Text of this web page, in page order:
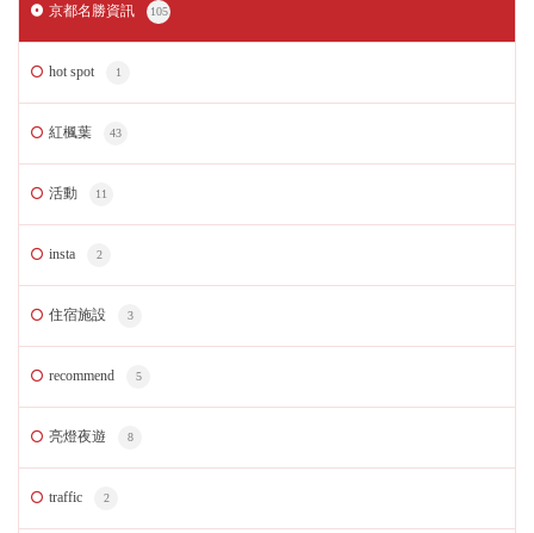
京都名勝資訊 105
hot spot 1
紅楓葉 43
活動 11
insta 2
住宿施設 3
recommend 5
亮燈夜遊 8
traffic 2